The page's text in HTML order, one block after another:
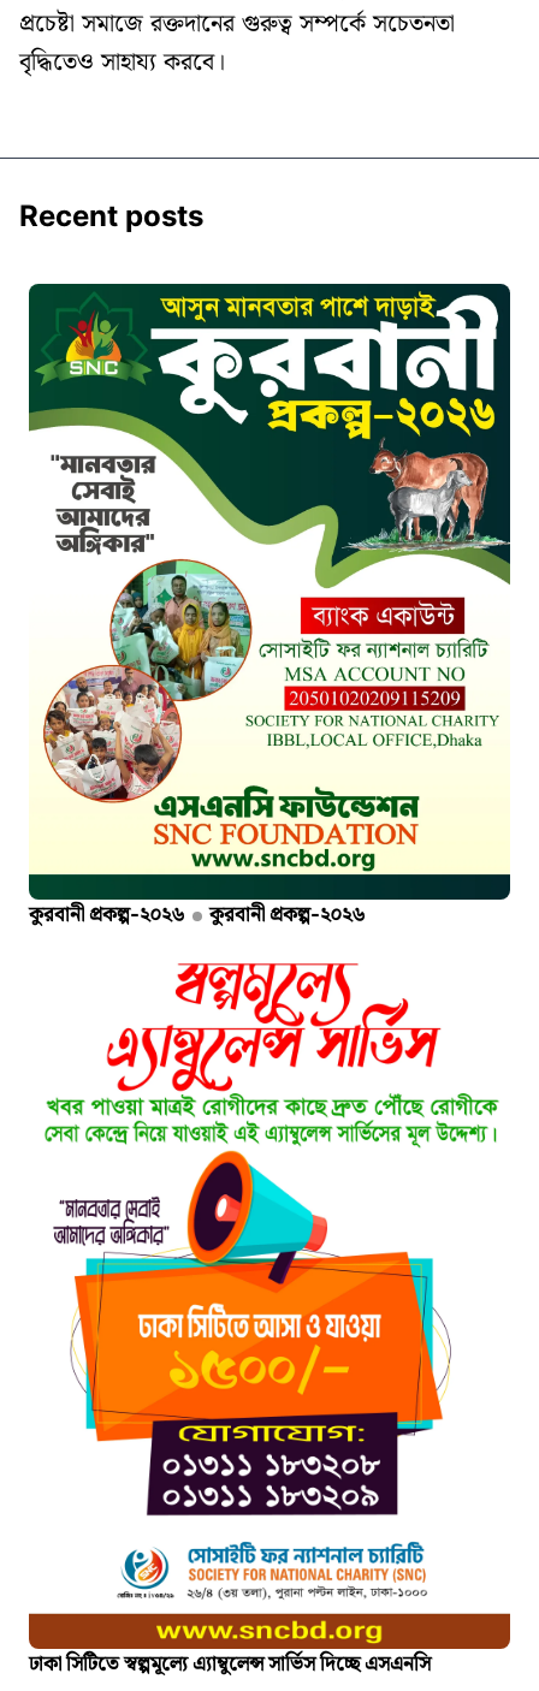
প্রচেষ্টা সমাজে রক্তদানের গুরুত্ব সম্পর্কে সচেতনতা
বৃদ্ধিতেও সাহায্য করবে।
Recent posts
কুরবানী প্রকল্প-২০২৬ কুরবানী প্রকল্প-২০২৬
ঢাকা সিটিতে স্বল্পমূল্যে এ্যাম্বুলেন্স সার্ভিস দিচ্ছে এসএনসি